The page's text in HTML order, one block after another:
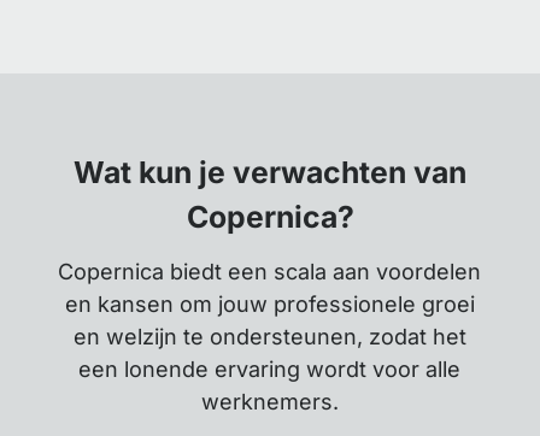
Wat kun je verwachten van
Copernica?
Copernica biedt een scala aan voordelen
en kansen om jouw professionele groei
en welzijn te ondersteunen, zodat het
een lonende ervaring wordt voor alle
werknemers.